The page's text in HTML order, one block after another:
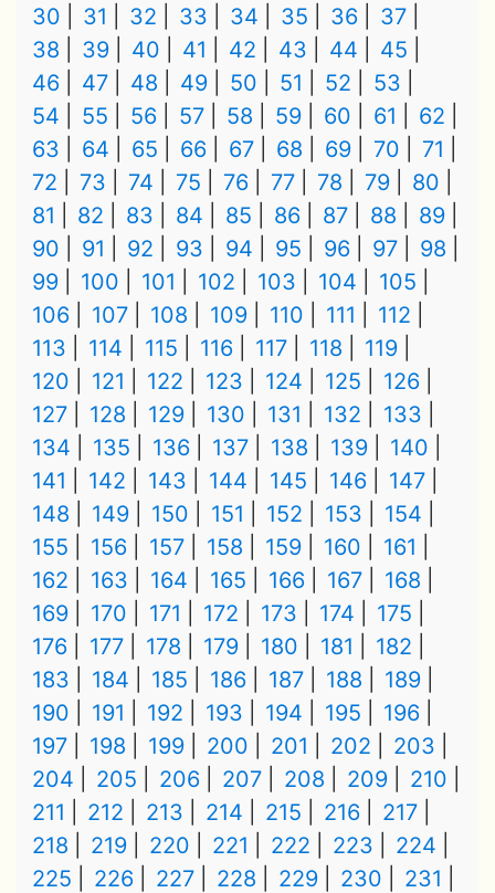
30
31 32 33 34 35 36
37
38
39 40 41 42 43 44
45
46
47 48 49 50 51 52
53
54
55 56 57 58 59 60 61
62
63
64 65 66 67 68 69 70
71
72
73 74 75 76 77 78 79
80
81
82 83 84 85 86 87 88
89
90
91 92 93 94 95 96 97
98
99
100 101 102 103 104
105
106
107 108 109 110 111
112
113
114 115 116 117 118
119
120
121 122 123 124 125
126
127
128 129 130 131 132
133
134
135 136 137 138 139
140
141
142 143 144 145 146
147
148
149 150 151 152 153
154
155
156 157 158 159 160
161
162
163 164 165 166 167
168
169
170 171 172 173 174
175
176
177 178 179 180 181
182
183
184 185 186 187 188
189
190
191 192 193 194 195
196
197
198 199 200 201 202
203
204
205 206 207 208 209
210
211
212 213 214 215 216
217
218
219 220 221 222 223
224
225
226 227 228 229 230
231